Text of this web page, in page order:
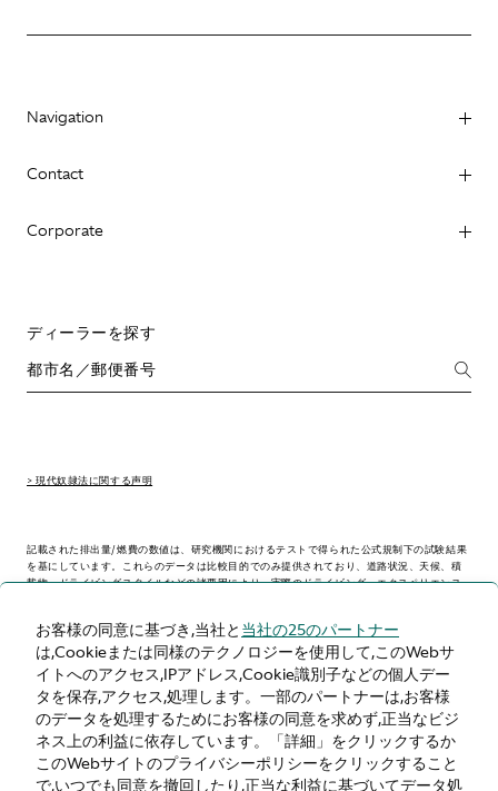
お客様の同意に基づき,当社と 当社の25のパートナー
は,Cookieまたは同様のテクノロジーを使用して,このWebサ
イトへのアクセス,IPアドレス,Cookie識別子などの個人デー
タを保存,アクセス,処理します。一部のパートナーは,お客様
のデータを処理するためにお客様の同意を求めず,正当なビジ
ネス上の利益に依存しています。「詳細」をクリックするか
このWebサイトのプライバシーポリシーをクリックすること
で,いつでも同意を撤回したり,正当な利益に基づいてデータ処
Navigation
Contact
Corporate
ディーラーを探す
> 現代奴隷法に関する声明
記載された排出量/燃費の数値は、研究機関におけるテストで得られた公式規制下の試験結果
を基にしています。これらのデータは比較目的でのみ提供されており、道路状況、天候、積
載物、ドライビングスタイルなどの諸要因により、実際のドライビング・エクスペリエンス
> WLTP - CONSUMPTION AND EMISSION VALUES
日本